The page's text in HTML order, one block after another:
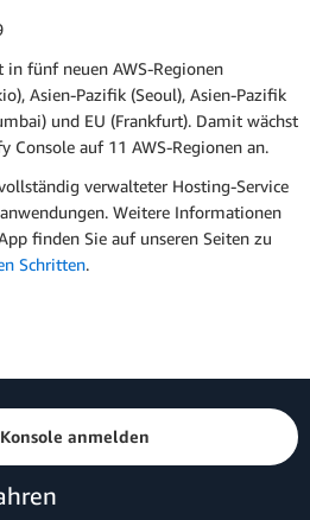
fünf neuen AWS-Regionen
Asien-Pazifik (Seoul), Asien-Pazifik
und EU (Frankfurt). Damit wächst
Console auf 11 AWS-Regionen an.
verwalteter Hosting-Service
Weitere Informationen
finden Sie auf unseren Seiten zu
Schritten.
anmelden